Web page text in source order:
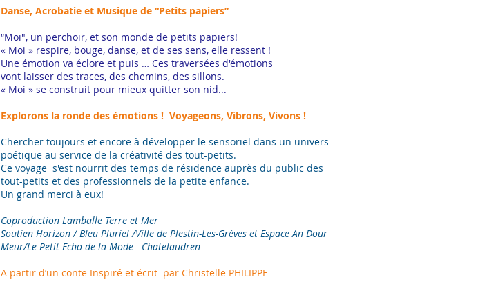
Danse, Acrobatie et Musique de “Petits papiers”
“Moi", un perchoir, et son monde de petits papiers!
« Moi » respire, bouge, danse, et de ses sens, elle ressent !
Une émotion va éclore et puis … Ces traversées d'émotions
vont laisser des traces, des chemins, des sillons.
« Moi » se construit pour mieux quitter son nid...
Explorons la ronde des émotions ! Voyageons, Vibrons, Vivons !
Chercher toujours et encore à développer le sensoriel dans un univers
poétique au service de la créativité des tout-petits.
Ce voyage s'est nourrit des temps de résidence auprès du public des
tout-petits et des professionnels de la petite enfance.
Un grand merci à eux!
Coproduction Lamballe Terre et Mer
Soutien Horizon / Bleu Pluriel /Ville de Plestin-Les-Grèves et Espace An Dour
Meur/Le Petit Echo de la Mode - Chatelaudren
A partir d’un conte Inspiré et écrit par Christelle PHILIPPE